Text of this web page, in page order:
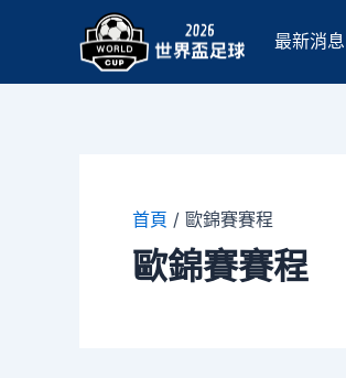
最新消息
首頁 / 歐錦賽賽程
歐錦賽賽程